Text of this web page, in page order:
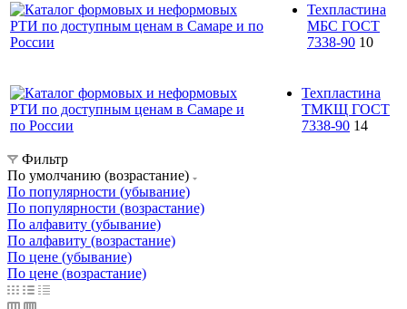
Техпластина
МБС ГОСТ
7338-90 10
Техпластина
ТМКЩ ГОСТ
7338-90 14
Фильтр
По умолчанию (возрастание)
По популярности (убывание)
По популярности (возрастание)
По алфавиту (убывание)
По алфавиту (возрастание)
По цене (убывание)
По цене (возрастание)